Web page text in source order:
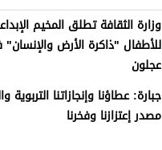
وزارة الثقافة تطلق المخيم
للأطفال "ذاكرة الأرض
عجلون
جبارة: عطاؤنا وإنجازاتنا التربوية
مصدر إعتزازنا وفخرنا